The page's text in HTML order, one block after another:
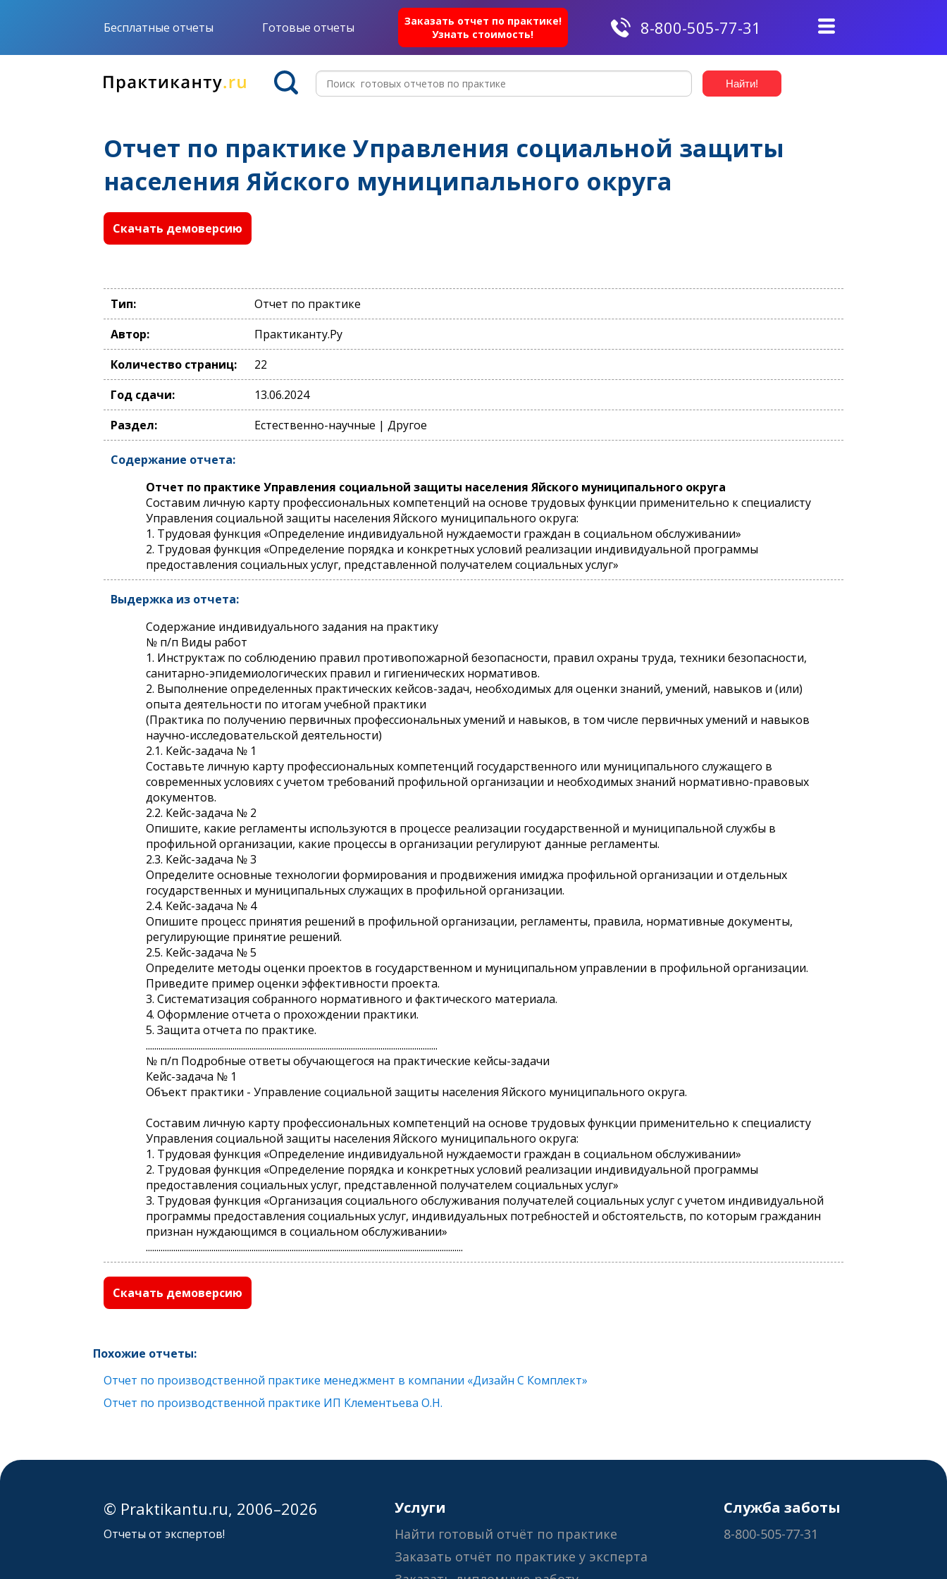
Бесплатные отчеты Готовые отчеты
Заказать отчет по практике!
Узнать стоимость!
8-800-505-77-31
Отчет по практике Управления социальной защиты
населения Яйского муниципального округа
Скачать демоверсию
Тип:
Отчет по практике
Автор:
Практиканту.Ру
Количество страниц:
22
Год сдачи:
13.06.2024
Раздел:
Естественно-научные | Другое
Содержание отчета:
Отчет по практике Управления социальной защиты населения Яйского муниципального округа
Составим личную карту профессиональных компетенций на основе трудовых функции применительно к специалисту
Управления социальной защиты населения Яйского муниципального округа:
1. Трудовая функция «Определение индивидуальной нуждаемости граждан в социальном обслуживании»
2. Трудовая функция «Определение порядка и конкретных условий реализации индивидуальной программы
предоставления социальных услуг, представленной получателем социальных услуг»
Выдержка из отчета:
Содержание индивидуального задания на практику
№ п/п Виды работ
1. Инструктаж по соблюдению правил противопожарной безопасности, правил охраны труда, техники безопасности,
санитарно-эпидемиологических правил и гигиенических нормативов.
2. Выполнение определенных практических кейсов-задач, необходимых для оценки знаний, умений, навыков и (или)
опыта деятельности по итогам учебной практики
(Практика по получению первичных профессиональных умений и навыков, в том числе первичных умений и навыков
научно-исследовательской деятельности)
2.1. Кейс-задача № 1
Составьте личную карту профессиональных компетенций государственного или муниципального служащего в
современных условиях с учетом требований профильной организации и необходимых знаний нормативно-правовых
документов.
2.2. Кейс-задача № 2
Опишите, какие регламенты используются в процессе реализации государственной и муниципальной службы в
профильной организации, какие процессы в организации регулируют данные регламенты.
2.3. Кейс-задача № 3
Определите основные технологии формирования и продвижения имиджа профильной организации и отдельных
государственных и муниципальных служащих в профильной организации.
2.4. Кейс-задача № 4
Опишите процесс принятия решений в профильной организации, регламенты, правила, нормативные документы,
регулирующие принятие решений.
2.5. Кейс-задача № 5
Определите методы оценки проектов в государственном и муниципальном управлении в профильной организации.
Приведите пример оценки эффективности проекта.
3. Систематизация собранного нормативного и фактического материала.
4. Оформление отчета о прохождении практики.
5. Защита отчета по практике.
..........................................................................................................................................
№ п/п Подробные ответы обучающегося на практические кейсы-задачи
Кейс-задача № 1
Объект практики - Управление социальной защиты населения Яйского муниципального округа.
Составим личную карту профессиональных компетенций на основе трудовых функции применительно к специалисту
Управления социальной защиты населения Яйского муниципального округа:
1. Трудовая функция «Определение индивидуальной нуждаемости граждан в социальном обслуживании»
2. Трудовая функция «Определение порядка и конкретных условий реализации индивидуальной программы
предоставления социальных услуг, представленной получателем социальных услуг»
3. Трудовая функция «Организация социального обслуживания получателей социальных услуг с учетом индивидуальной
программы предоставления социальных услуг, индивидуальных потребностей и обстоятельств, по которым гражданин
признан нуждающимся в социальном обслуживании»
......................................................................................................................................................
Скачать демоверсию
Похожие отчеты:
Отчет по производственной практике менеджмент в компании «Дизайн С Комплект»
Отчет по производственной практике ИП Клементьева О.Н.
© Praktikantu.ru, 2006–2026
Отчеты от экспертов!
Услуги
Найти готовый отчёт по практике
Заказать отчёт по практике у эксперта
Служба заботы
8-800-505-77-31